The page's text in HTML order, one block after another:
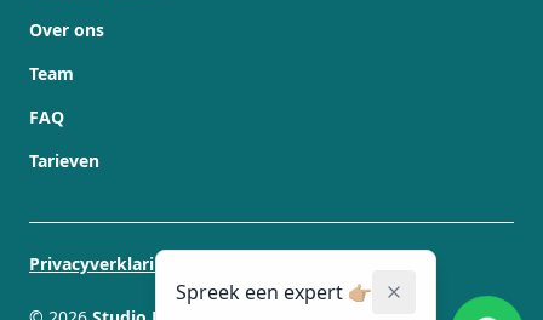
Over ons
Team
FAQ
Tarieven
Privacyverklaring
Spreek een expert 👉🏼